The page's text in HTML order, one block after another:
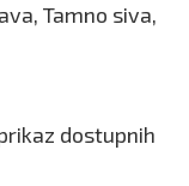
Tamno siva,
dostupnih